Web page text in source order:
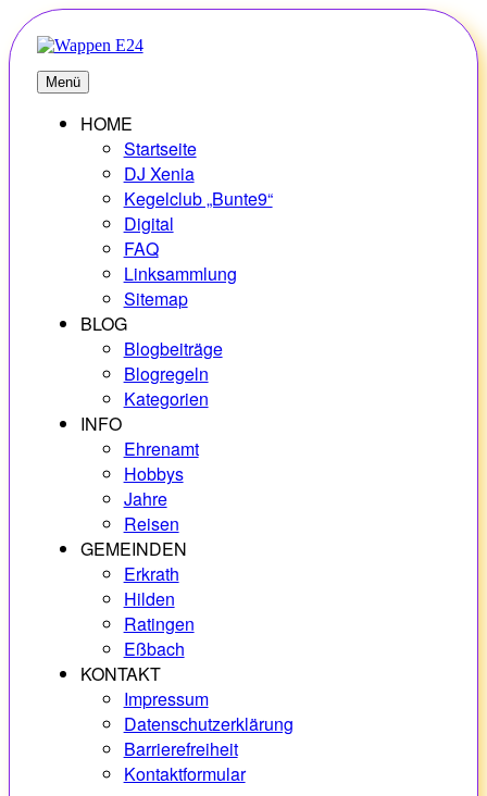
Zum
Inhalt
springen
E24
Erlebnisse – Hobbys – Vielfalt
Menü
HOME
Startseite
DJ Xenia
Kegelclub „Bunte9“
Digital
FAQ
Linksammlung
Sitemap
BLOG
Blogbeiträge
Blogregeln
Kategorien
INFO
Ehrenamt
Hobbys
Jahre
Reisen
GEMEINDEN
Erkrath
Hilden
Ratingen
Eßbach
KONTAKT
Impressum
Datenschutzerklärung
Barrierefreiheit
Kontaktformular